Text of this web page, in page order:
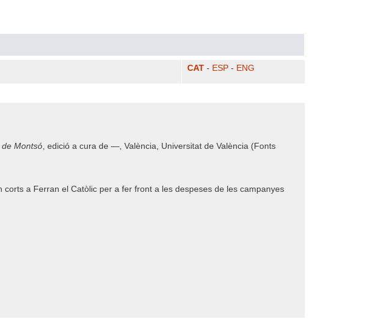
CAT - ESP - ENG
Montsó, edició a cura de —, València, Universitat de València (Fonts
a Ferran el Catòlic per a fer front a les despeses de les campanyes